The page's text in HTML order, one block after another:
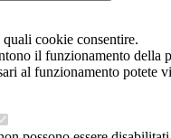
quali cookie consentire.
il funzionamento della
al funzionamento potete